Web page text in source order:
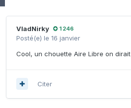
VladNirky 1 246
Posté(e) le 16 janvier
Cool, un chouette Aire Libre on dirait
Citer